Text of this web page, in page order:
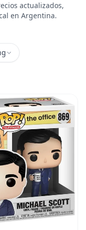
actualizados,
en Argentina.